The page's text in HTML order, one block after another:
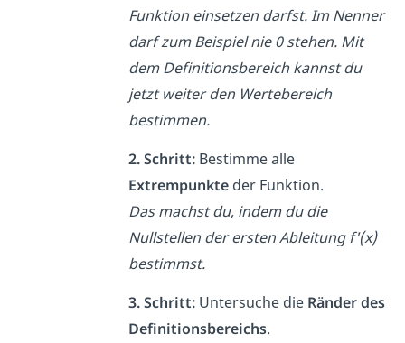
Funktion einsetzen darfst. Im Nenner
darf zum Beispiel nie 0 stehen. Mit
dem Definitionsbereich kannst du
jetzt weiter den Wertebereich
bestimmen.
2. Schritt:Bestimme alle
Extrempunkteder Funktion.
Das machst du, indem du die
Nullstellen der ersten Ableitung f'(x)
bestimmst.
3. Schritt:Untersuche die Ränder des
Definitionsbereichs.